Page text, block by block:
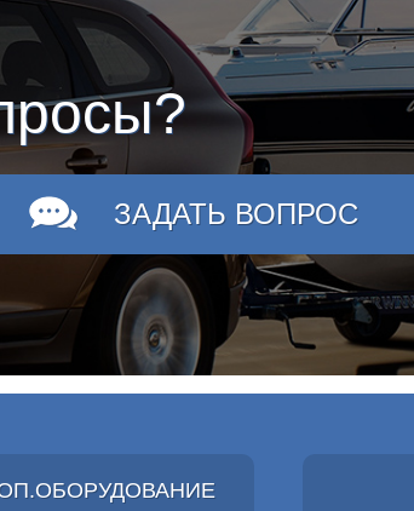
ЗАДАТЬ ВОПРОС